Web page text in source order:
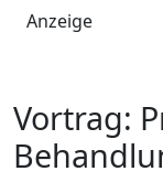
Anzeige
Vortrag: